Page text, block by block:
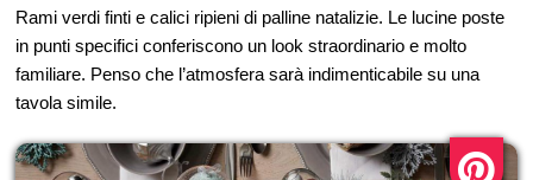
Rami verdi finti e calici ripieni di palline natalizie. Le lucine poste
in punti specifici conferiscono un look straordinario e molto
familiare. Penso che l’atmosfera sarà indimenticabile su una
tavola simile.